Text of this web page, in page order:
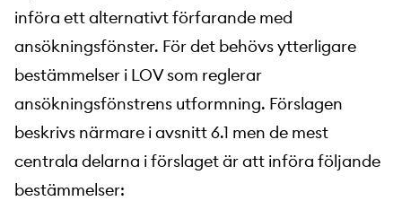
införa ett alternativt förfarande med
ansökningsfönster. För det behövs ytterligare
bestämmelser i LOV som reglerar
ansökningsfönstrens utformning. Förslagen
beskrivs närmare i avsnitt 6.1 men de mest
centrala delarna i förslaget är att införa följande
bestämmelser: